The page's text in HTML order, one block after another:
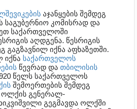
აჯანყების შემდეგ
საგუბერნიო კომისრად და
საქართველოში
აღდგენა. წესრიგის
გაგზავნილ იქნა აფხაზეთში.
იქნა საქართველოს
წევრად და თბილისის
წელს საქართველოს
შემოერთების შემდეგ
ოლქის გენერალ-
გეგმავდა ოლქში